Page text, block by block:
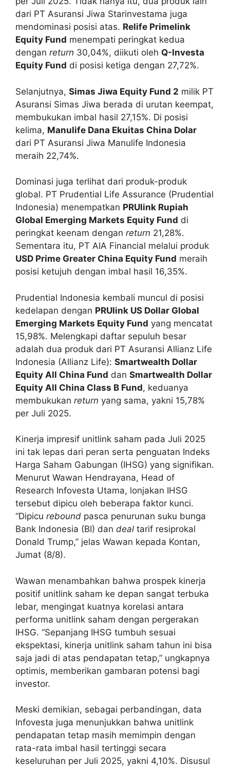
dari PT Asuransi Jiwa Starinvestama juga
mendominasi posisi atas. Relife Primelink
Equity Fund menempati peringkat kedua
dengan return 30,04%, diikuti oleh Q-Investa
Equity Fund di posisi ketiga dengan 27,72%.
Selanjutnya, Simas Jiwa Equity Fund 2 milik PT
Asuransi Simas Jiwa berada di urutan keempat,
membukukan imbal hasil 27,15%. Di posisi
kelima, Manulife Dana Ekuitas China Dolar
dari PT Asuransi Jiwa Manulife Indonesia
meraih 22,74%.
Dominasi juga terlihat dari produk-produk
global. PT Prudential Life Assurance (Prudential
Indonesia) menempatkan PRUlink Rupiah
Global Emerging Markets Equity Fund di
peringkat keenam dengan return 21,28%.
Sementara itu, PT AIA Financial melalui produk
USD Prime Greater China Equity Fund meraih
posisi ketujuh dengan imbal hasil 16,35%.
Prudential Indonesia kembali muncul di posisi
kedelapan dengan PRUlink US Dollar Global
Emerging Markets Equity Fund yang mencatat
15,98%. Melengkapi daftar sepuluh besar
adalah dua produk dari PT Asuransi Allianz Life
Indonesia (Allianz Life): Smartwealth Dollar
Equity All China Fund dan Smartwealth Dollar
Equity All China Class B Fund, keduanya
membukukan return yang sama, yakni 15,78%
per Juli 2025.
Kinerja impresif unitlink saham pada Juli 2025
ini tak lepas dari peran serta penguatan Indeks
Harga Saham Gabungan (IHSG) yang signifikan.
Menurut Wawan Hendrayana, Head of
Research Infovesta Utama, lonjakan IHSG
tersebut dipicu oleh beberapa faktor kunci.
“Dipicu rebound pasca penurunan suku bunga
Bank Indonesia (BI) dan deal tarif resiprokal
Donald Trump,” jelas Wawan kepada Kontan,
Jumat (8/8).
Wawan menambahkan bahwa prospek kinerja
positif unitlink saham ke depan sangat terbuka
lebar, mengingat kuatnya korelasi antara
performa unitlink saham dengan pergerakan
IHSG. “Sepanjang IHSG tumbuh sesuai
ekspektasi, kinerja unitlink saham tahun ini bisa
saja jadi di atas pendapatan tetap,” ungkapnya
optimis, memberikan gambaran potensi bagi
investor.
Meski demikian, sebagai perbandingan, data
Infovesta juga menunjukkan bahwa unitlink
pendapatan tetap masih memimpin dengan
rata-rata imbal hasil tertinggi secara
keseluruhan per Juli 2025, yakni 4,10%. Disusul